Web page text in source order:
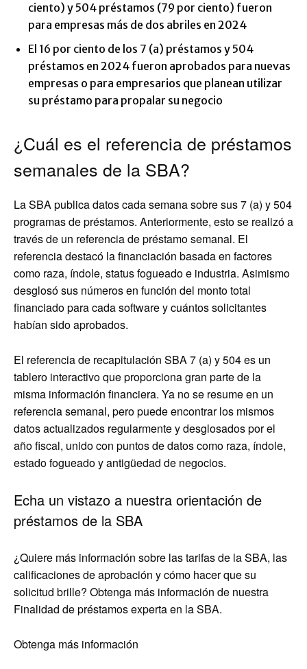
ciento) y 504 préstamos (79 por ciento) fueron
para empresas más de dos abriles en 2024
El 16 por ciento de los 7 (a) préstamos y 504
préstamos en 2024 fueron aprobados para nuevas
empresas o para empresarios que planean utilizar
su préstamo para propalar su negocio
¿Cuál es el referencia de préstamos
semanales de la SBA?
La SBA publica datos cada semana sobre sus 7 (a) y 504
programas de préstamos. Anteriormente, esto se realizó a
través de un referencia de préstamo semanal. El
referencia destacó la financiación basada en factores
como raza, índole, status fogueado e industria. Asimismo
desglosó sus números en función del monto total
financiado para cada software y cuántos solicitantes
habían sido aprobados.
El referencia de recapitulación SBA 7 (a) y 504 es un
tablero interactivo que proporciona gran parte de la
misma información financiera. Ya no se resume en un
referencia semanal, pero puede encontrar los mismos
datos actualizados regularmente y desglosados ​​por el
año fiscal, unido con puntos de datos como raza, índole,
estado fogueado y antigüedad de negocios.
Echa un vistazo a nuestra orientación de
préstamos de la SBA
¿Quiere más información sobre las tarifas de la SBA, las
calificaciones de aprobación y cómo hacer que su
solicitud brille? Obtenga más información de nuestra
Finalidad de préstamos experta en la SBA.
Obtenga más información